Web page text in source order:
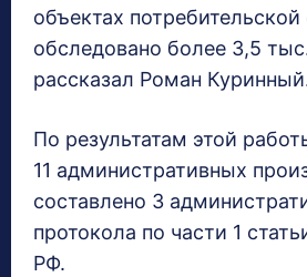
объектах
обследовано более 3,5
рассказал Роман
По результатам этой
11 административных
составлено 3
протокола по части 1
РФ.